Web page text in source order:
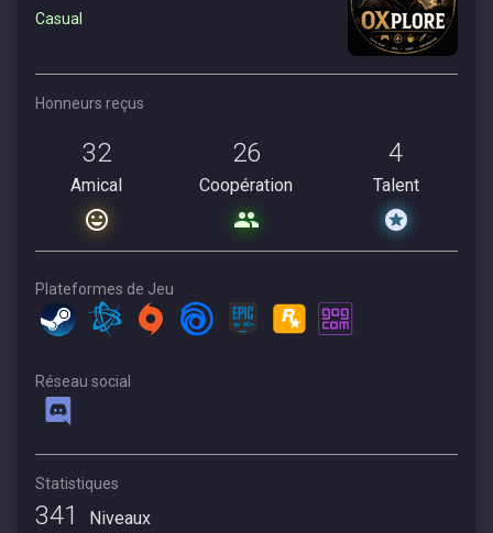
Casual
Honneurs reçus
32
Amical
26
Coopération
4
Talent
Plateformes de Jeu
Réseau social
Statistiques
341 Niveaux